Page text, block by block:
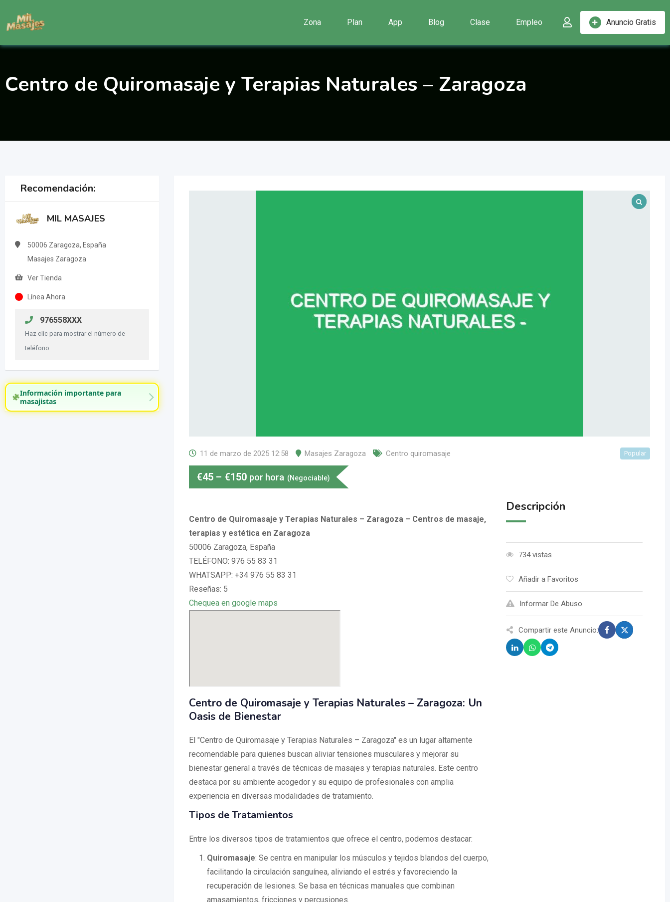
contenido
Anuncio Gratis
Zona Plan App Blog Clase Empleo
Centro de Quiromasaje y Terapias Naturales – Zaragoza
Recomendación:
MIL MASAJES
50006 Zaragoza, España
Masajes Zaragoza
Ver Tienda
Línea Ahora
976558XXX
Haz clic para mostrar el número de
teléfono
Información importante para
masajistas
11 de marzo de 2025 12:58 Masajes Zaragoza Centro quiromasaje Popular
€45 – €150 por hora (Negociable)
Centro de Quiromasaje y Terapias Naturales – Zaragoza – Centros de masaje,
terapias y estética en Zaragoza
50006 Zaragoza, España
TELÉFONO: 976 55 83 31
WHATSAPP: +34 976 55 83 31
Reseñas: 5
Chequea en google maps
Centro de Quiromasaje y Terapias Naturales – Zaragoza: Un
Oasis de Bienestar
El "Centro de Quiromasaje y Terapias Naturales – Zaragoza" es un lugar altamente
recomendable para quienes buscan aliviar tensiones musculares y mejorar su
bienestar general a través de técnicas de masajes y terapias naturales. Este centro
destaca por su ambiente acogedor y su equipo de profesionales con amplia
experiencia en diversas modalidades de tratamiento.
Tipos de Tratamientos
Entre los diversos tipos de tratamientos que ofrece el centro, podemos destacar:
Quiromasaje: Se centra en manipular los músculos y tejidos blandos del cuerpo,
facilitando la circulación sanguínea, aliviando el estrés y favoreciendo la
recuperación de lesiones. Se basa en técnicas manuales que combinan
amasamientos, fricciones y percusiones.
Descripción
734 vistas
Añadir a Favoritos
Informar De Abuso
Compartir este Anuncio: